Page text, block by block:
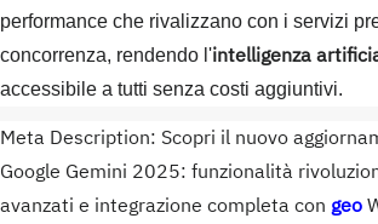
performance che rivalizzano con i servizi
concorrenza, rendendo l'intelligenza
accessibile a tutti senza costi aggiuntivi.
Meta Description: Scopri il nuovo
Google Gemini 2025: funzionalità
avanzati e integrazione completa con geo